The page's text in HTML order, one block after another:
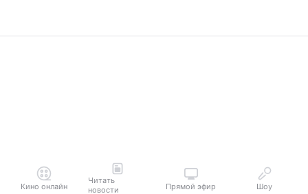
Кино онлайн
Читать
новости
Прямой эфир Шоу